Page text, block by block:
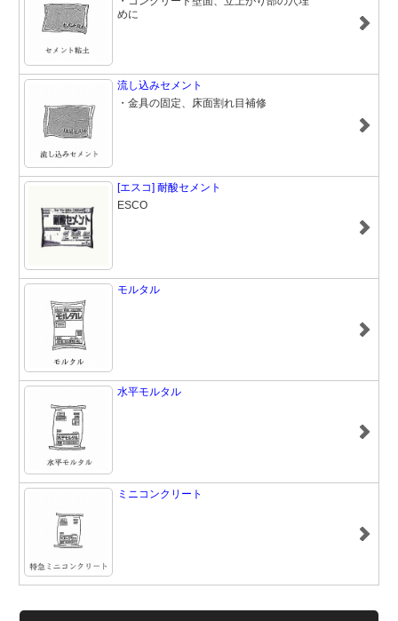
めに
流し込みセメント
・金具の固定、床面割れ目補修
[エスコ] 耐酸セメント
ESCO
モルタル
水平モルタル
ミニコンクリート